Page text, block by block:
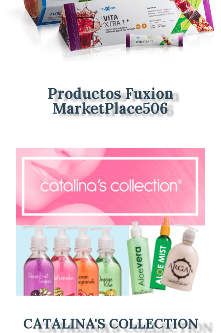
Productos Fuxion
MarketPlace506
CATALINA'S COLLECTION